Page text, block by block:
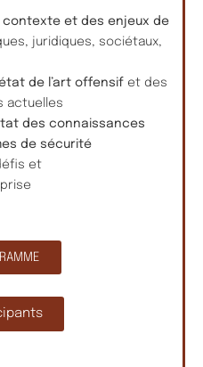
contexte et des enjeux de
juridiques, sociétaux,
de l’art offensif et des
actuelles
des connaissances
de sécurité
et